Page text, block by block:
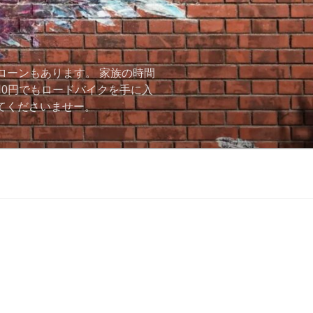
ーンもあります。 家族の時間
円でもロードバイクを手に入
くださいませー。